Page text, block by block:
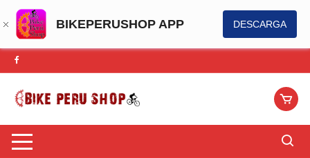
BIKEPERUSHOP APP DESCARGA
Saltar
al
contenido